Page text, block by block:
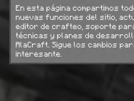
En esta página compartimos
nuevas funciones del sitio,
editor de crafteo, soporte
técnicas y planes de
AlaCraft. Sigue los cambios
interesante.